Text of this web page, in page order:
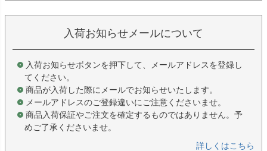
入荷お知らせメールについて
入荷お知らせボタンを押下して、メールアドレスを登録し
てください。
商品が入荷した際にメールでお知らせいたします。
メールアドレスのご登録違いにご注意くださいませ。
商品入荷保証やご注文を確定するものではありません。予
めご了承くださいませ。
詳しくはこちら